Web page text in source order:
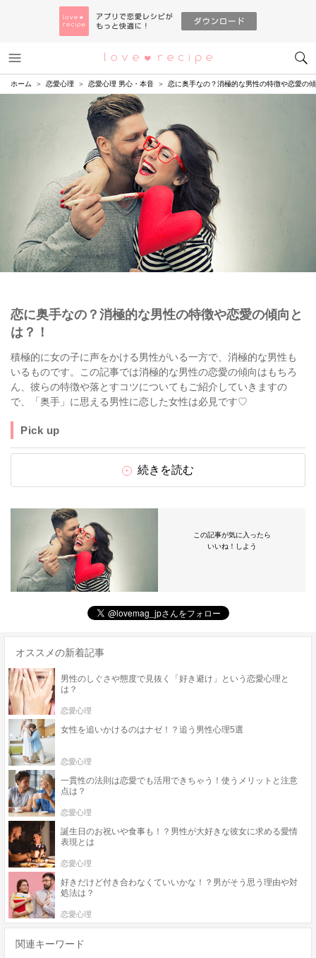
恋愛レシピ
ホーム 恋愛心理 恋愛心理 男心・本音 恋に奥手なの？消極的な男性の特徴や恋愛の
恋に奥手なの？消極的な男性の特徴や恋愛の傾向と
は？！
積極的に女の子に声をかける男性がいる一方で、消極的な男性も
いるものです。この記事では消極的な男性の恋愛の傾向はもちろ
ん、彼らの特徴や落とすコツについてもご紹介していきますの
で、「奥手」に思える男性に恋した女性は必見です♡
Pick up
続きを読む
この記事が気に入ったら
いいね！しよう
オススメの新着記事
男性のしぐさや態度で見抜く「好き避け」という恋愛心理と
は？
恋愛心理
女性を追いかけるのはナゼ！？追う男性心理5選
恋愛心理
一貫性の法則は恋愛でも活用できちゃう！使うメリットと注意
点は？
恋愛心理
誕生日のお祝いや食事も！？男性が大好きな彼女に求める愛情
表現とは
恋愛心理
好きだけど付き合わなくていいかな！？男がそう思う理由や対
処法は？
恋愛心理
関連キーワード